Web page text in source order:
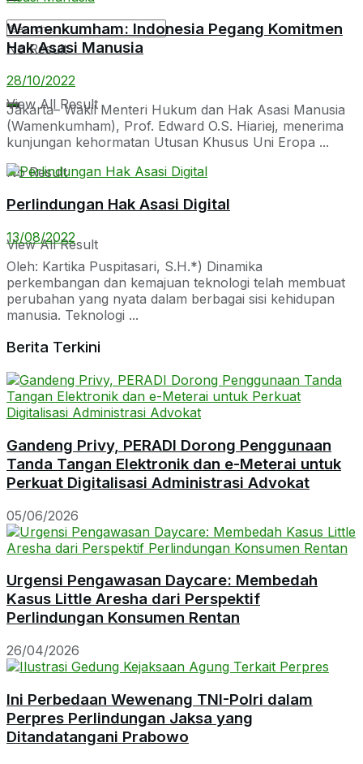
No Result
View All Result
No Result
View All Result
Wamenkumham: Indonesia Pegang Komitmen
Hak Asasi Manusia
28/10/2022
Jakarta– Wakil Menteri Hukum dan Hak Asasi Manusia
(Wamenkumham), Prof. Edward O.S. Hiariej, menerima
kunjungan kehormatan Utusan Khusus Uni Eropa ...
Perlindungan Hak Asasi Digital
13/08/2022
Oleh: Kartika Puspitasari, S.H.*) Dinamika
perkembangan dan kemajuan teknologi telah membuat
perubahan yang nyata dalam berbagai sisi kehidupan
manusia. Teknologi ...
Berita Terkini
Gandeng Privy, PERADI Dorong Penggunaan
Tanda Tangan Elektronik dan e-Meterai untuk
Perkuat Digitalisasi Administrasi Advokat
05/06/2026
Urgensi Pengawasan Daycare: Membedah
Kasus Little Aresha dari Perspektif
Perlindungan Konsumen Rentan
26/04/2026
Ini Perbedaan Wewenang TNI-Polri dalam
Perpres Perlindungan Jaksa yang
Ditandatangani Prabowo